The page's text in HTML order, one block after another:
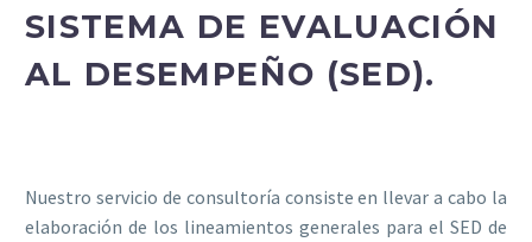
SISTEMA DE EVALUACIÓN
AL DESEMPEÑO (SED).
Nuestro servicio de consultoría consiste en llevar a cabo la
elaboración de los lineamientos generales para el SED de